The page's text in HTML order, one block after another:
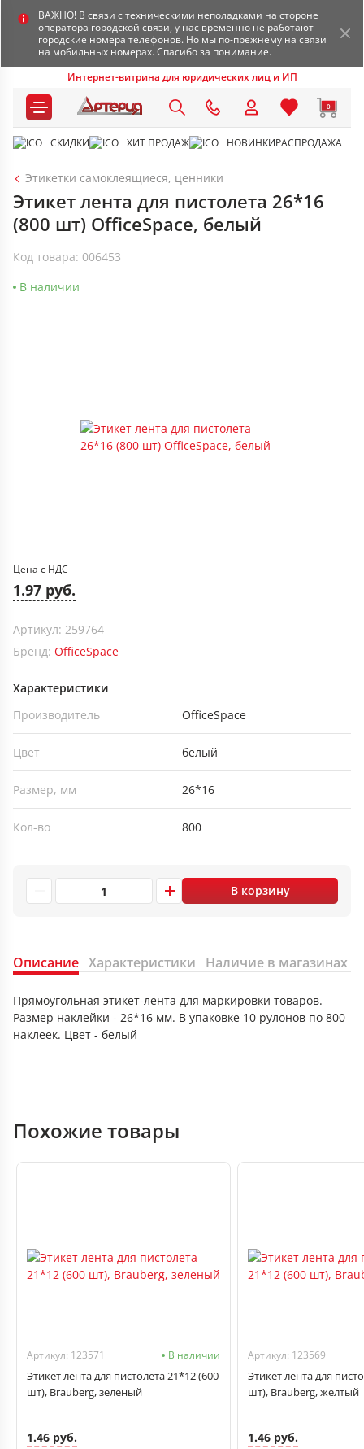
ВАЖНО! В связи с техническими неполадками на стороне
оператора городской связи, у нас временно не работают
городские номера телефонов. Но мы по-прежнему на связи
на мобильных номерах. Спасибо за понимание.
Интернет-витрина для юридических лиц и ИП
0
СКИДКИ ХИТ ПРОДАЖ НОВИНКИРАСПРОДАЖА
Этикетки самоклеящиеся, ценники
Этикет лента для пистолета 26*16
(800 шт) OfficeSpace, белый
Код товара: 006453
В наличии
Цена с НДС
1.97 руб.
Артикул: 259764
Бренд: OfficeSpace
Характеристики
Производитель
OfficeSpace
Цвет белый
Размер, мм 26*16
Кол-во 800
В корзину
Описание Характеристики Наличие в магазинах
Прямоугольная этикет-лента для маркировки товаров.
Размер наклейки - 26*16 мм. В упаковке 10 рулонов по 800
наклеек. Цвет - белый
Похожие товары
Артикул: 123571 В наличии
Этикет лента для пистолета 21*12 (600
шт), Brauberg, зеленый
1.46 руб.
Артикул: 123569
Этикет лента для
шт), Brauberg, желтый
1.46 руб.